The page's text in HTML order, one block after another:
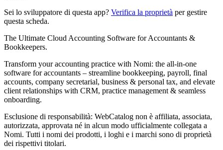
Sei lo sviluppatore di questa app? Verifica la proprietà per gestire
questa scheda.
The Ultimate Cloud Accounting Software for Accountants &
Bookkeepers.
Transform your accounting practice with Nomi: the all-in-one
software for accountants – streamline bookkeeping, payroll, final
accounts, company secretarial, business & personal tax, and elevate
client relationships with CRM, practice management & seamless
onboarding.
Esclusione di responsabilità: WebCatalog non è affiliata, associata,
autorizzata, approvata né in alcun modo ufficialmente collegata a
Nomi. Tutti i nomi dei prodotti, i loghi e i marchi sono di proprietà
dei rispettivi titolari.